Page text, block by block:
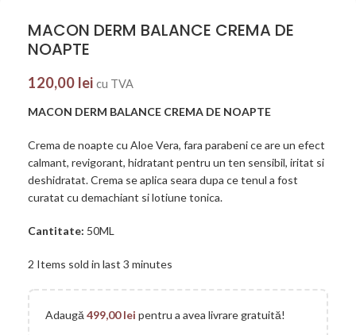
MACON DERM BALANCE CREMA DE
NOAPTE
120,00 lei cu TVA
MACON DERM BALANCE CREMA DE NOAPTE
Crema de noapte cu Aloe Vera, fara parabeni ce are un efect
calmant, revigorant, hidratant pentru un ten sensibil, iritat si
deshidratat. Crema se aplica seara dupa ce tenul a fost
curatat cu demachiant si lotiune tonica.
Cantitate: 50ML
2 Items sold in last 3 minutes
Adaugă499,00lei pentru a avea livrare gratuită!